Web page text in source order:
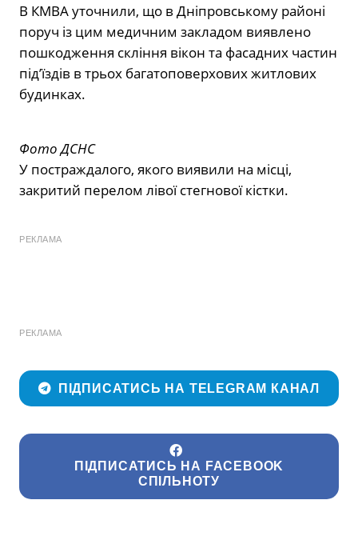
В КМВАуточнили, що в Дніпровському районі
поруч із цим медичним закладом виявлено
пошкодження скління вікон та фасадних частин
під’їздів в трьох багатоповерхових житлових
будинках.
Фото ДСНС
У постраждалого, якого виявили на місці,
закритий перелом лівої стегнової кістки.
РЕКЛАМА
РЕКЛАМА
ПІДПИСАТИСЬ НА TELEGRAM КАНАЛ
ПІДПИСАТИСЬ НА FACEBOOK
СПІЛЬНОТУ